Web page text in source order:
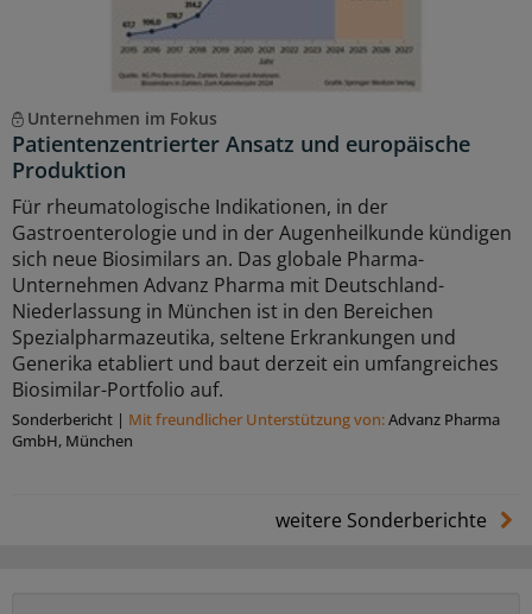
Unternehmen im Fokus
Patientenzentrierter Ansatz und europäische
Produktion
Für rheumatologische Indikationen, in der
Gastroenterologie und in der Augenheilkunde kündigen
sich neue Biosimilars an. Das globale Pharma-
Unternehmen Advanz Pharma mit Deutschland-
Niederlassung in München ist in den Bereichen
Spezialpharmazeutika, seltene Erkrankungen und
Generika etabliert und baut derzeit ein umfangreiches
Biosimilar-Portfolio auf.
Sonderbericht | Mit freundlicher Unterstützung von:Advanz Pharma
GmbH, München
weitere Sonderberichte